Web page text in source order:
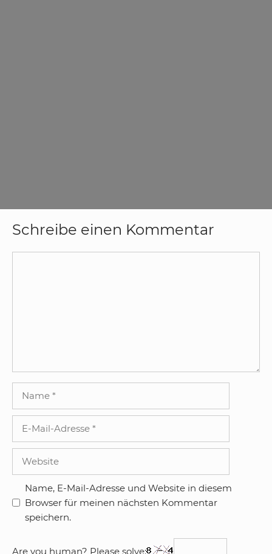
Schreibe einen Kommentar
Adresse
Name, E-Mail-Adresse und Website in diesem
Browser für meinen nächsten Kommentar
speichern.
Are you human? Please solve: